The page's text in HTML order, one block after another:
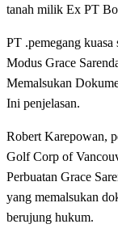
tanah milik Ex PT
PT .pemegang
Modus Grace
Memalsukan
Ini penjelasan.
Robert Karepowan,
Golf Corp of
Perbuatan Grace
yang memalsukan
berujung hukum.